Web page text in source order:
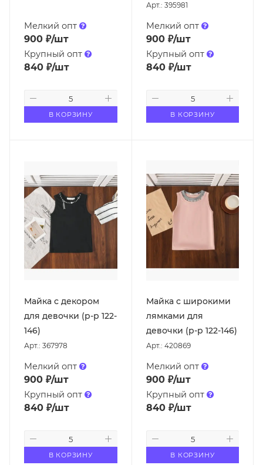
Мелкий опт
900 ₽/шт
Крупный опт
840 ₽/шт
В КОРЗИНУ
Арт.: 395981
Мелкий опт
900₽/шт
Крупный опт
840₽/шт
В КОРЗИНУ
Майка с декором
для девочки (р-р 122-
146)
Арт.: 367978
Мелкий опт
900 ₽/шт
Крупный опт
840 ₽/шт
В КОРЗИНУ
Майка с широкими
лямками для
девочки (р-р 122-146)
Арт.: 420869
Мелкий опт
900₽/шт
Крупный опт
840₽/шт
В КОРЗИНУ